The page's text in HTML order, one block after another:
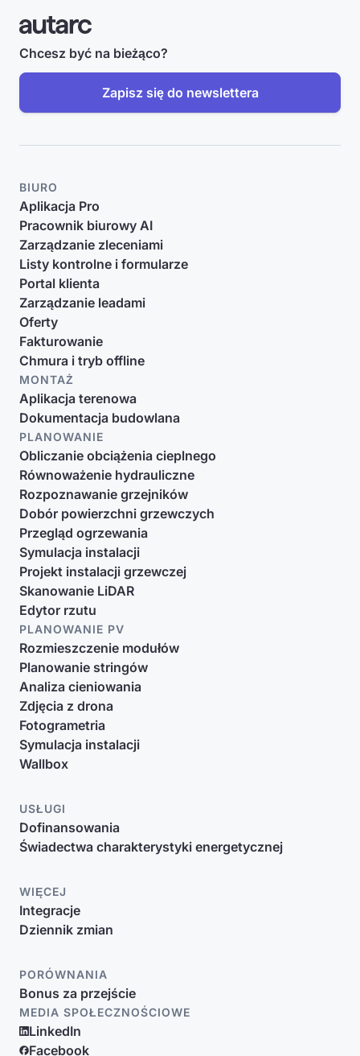
Chcesz być na bieżąco?
Zapisz się do newslettera
BIURO
Aplikacja Pro
Pracownik biurowy AI
Zarządzanie zleceniami
Listy kontrolne i formularze
Portal klienta
Zarządzanie leadami
Oferty
Fakturowanie
Chmura i tryb offline
MONTAŻ
Aplikacja terenowa
Dokumentacja budowlana
PLANOWANIE
Obliczanie obciążenia cieplnego
Równoważenie hydrauliczne
Rozpoznawanie grzejników
Dobór powierzchni grzewczych
Przegląd ogrzewania
Symulacja instalacji
Projekt instalacji grzewczej
Skanowanie LiDAR
Edytor rzutu
PLANOWANIE PV
Rozmieszczenie modułów
Planowanie stringów
Analiza cieniowania
Zdjęcia z drona
Fotogrametria
Symulacja instalacji
Wallbox
USŁUGI
Dofinansowania
Świadectwa charakterystyki energetycznej
WIĘCEJ
Integracje
Dziennik zmian
PORÓWNANIA
Bonus za przejście
MEDIA SPOŁECZNOŚCIOWE
LinkedIn
Facebook